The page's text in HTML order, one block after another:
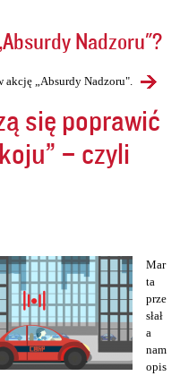
Nadzoru"?
akcję „Absurdy Nadzoru".
się poprawić
– czyli
Mar
ta
prze
słał
a
nam
opis